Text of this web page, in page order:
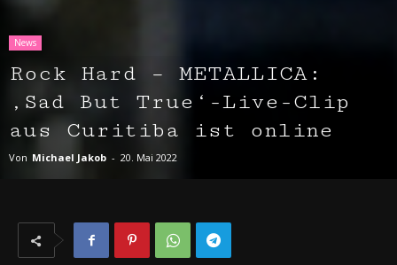
News
Rock Hard – METALLICA:
‚Sad But True‘-Live-Clip
aus Curitiba ist online
Von Michael Jakob - 20. Mai 2022